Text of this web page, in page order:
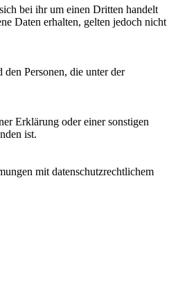
bei ihr um einen Dritten handelt
Daten erhalten, gelten jedoch nicht
Personen, die unter der
Erklärung oder einer sonstigen
ist.
mit datenschutzrechtlichem